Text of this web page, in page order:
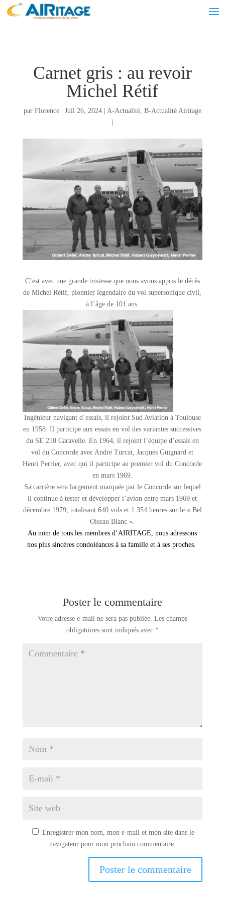
Carnet gris : au revoir
Michel Rétif
par Florence| Juil 26, 2024| A-Actualité, B-Actualité Airitage
C’est avec une grande tristesse que nous avons appris le décès
de Michel Rétif, pionnier légendaire du vol supersonique civil,
à l’âge de 101 ans.
Ingénieur navigant d’essais, il rejoint Sud Aviation à Toulouse
en 1958. Il participe aux essais en vol des variantes successives
du SE 210 Caravelle. En 1964, il rejoint l’équipe d’essais en
vol du Concorde avec André Turcat, Jacques Guignard et
Henri Perrier, avec qui il participe au premier vol du Concorde
en mars 1969.
Sa carrière sera largement marquée par le Concorde sur lequel
il continue à tester et développer l’avion entre mars 1969 et
décembre 1979, totalisant 640 vols et 1.354 heures sur le « Bel
Oiseau Blanc ».
Au nom de tous les membres d’AIRITAGE, nous adressons
nos plus sincères condoléances à sa famille et à ses proches.
Poster le commentaire
Votre adresse e-mail ne sera pas publiée. Les champs
obligatoires sont indiqués avec *
Enregistrer mon nom, mon e-mail et mon site dans le
navigateur pour mon prochain commentaire.